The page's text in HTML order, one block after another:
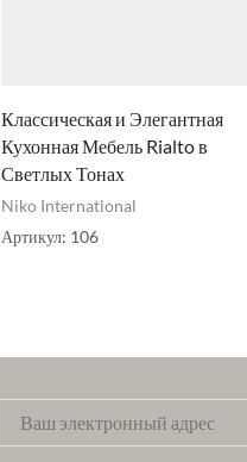
Классическая и Элегантная
Кухонная Мебель Rialto в
Светлых Тонах
Niko International
Артикул: 106